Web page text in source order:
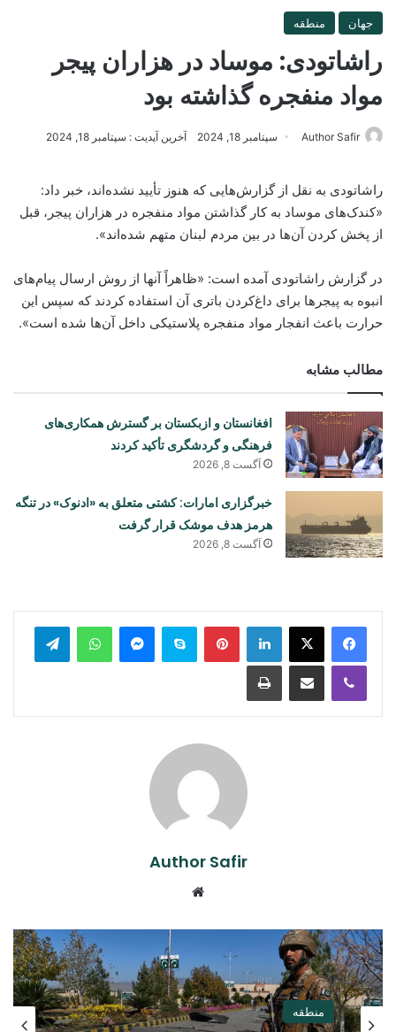
جهان منطقه
راشاتودی: موساد در هزاران پیجر
مواد منفجره گذاشته بود
Author Safir سپتامبر 18, 2024 آخرین آپدیت : سپتامبر 18, 2024
راشاتودی به نقل از گزارش‌هایی که هنوز تأیید نشده‌اند، خبر داد:
«کندک‌های موساد به کار گذاشتن مواد منفجره در هزاران پیجر، قبل
از پخش کردن آن‌ها در بین مردم لبنان متهم شده‌اند».
در گزارش راشاتودی آمده است: «ظاهراً آنها از روش ارسال پیام‌های
انبوه به پیجرها برای داغ‌کردن باتری آن استفاده کردند که سپس این
حرارت باعث انفجار مواد منفجره پلاستیکی داخل آن‌ها شده است».
مطالب مشابه
افغانستان و ازبکستان بر گسترش همکاری‌های
فرهنگی و گردشگری تأکید کردند
آگست 8, 2026
خبرگزاری امارات: کشتی متعلق به «ادنوک» در تنگه
هرمز هدف موشک قرار گرفت
آگست 8, 2026
LinkedIn
Pinterest
Skype
Messenger
WhatsApp
Viber
Share via Email
Print
Author Safir
منطقه